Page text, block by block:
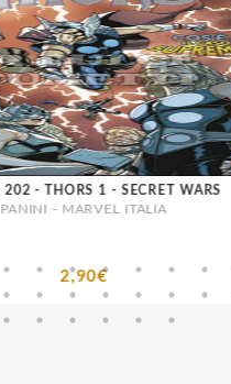
THOR # 202 - THORS 1 - SECRET WARS
PANINI - MARVEL ITALIA
2,90€